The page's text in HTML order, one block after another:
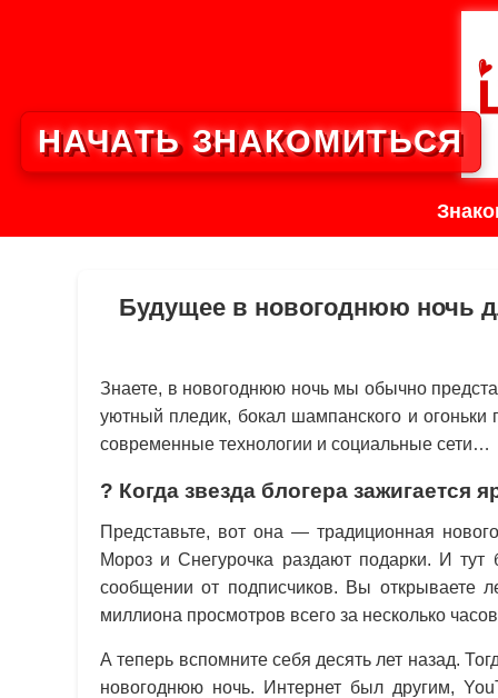
Будущее в новогоднюю ночь
Знаете, в новогоднюю ночь мы обычно
уютный пледик, бокал шампанского и
современные технологии и социальные сети…
? Когда звезда блогера зажигается
Представьте, вот она — традиционная
Мороз и Снегурочка раздают подарки. И тут
сообщении от подписчиков. Вы открываете
миллиона просмотров всего за несколько
А теперь вспомните себя десять лет назад.
новогоднюю ночь. Интернет был другим,
НАЧАТЬ ЗНАКОМИТЬСЯ